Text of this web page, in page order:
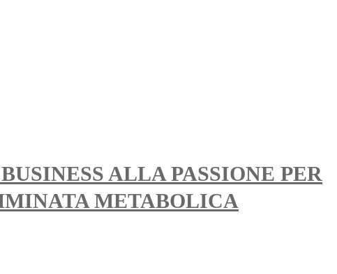
ALLA PASSIONE PER
METABOLICA